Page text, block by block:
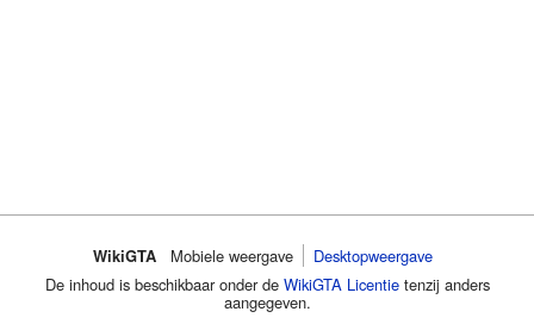
WikiGTA Mobiele weergave
Desktopweergave
De inhoud is beschikbaar onder de WikiGTA Licentietenzij anders
aangegeven.